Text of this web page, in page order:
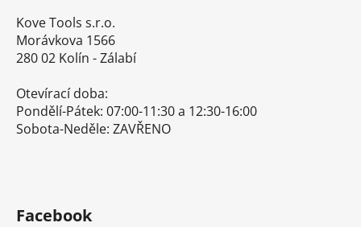
Kove Tools s.r.o.
Morávkova 1566
280 02 Kolín - Zálabí
Otevírací doba:
Pondělí-Pátek: 07:00-11:30 a 12:30-16:00
Sobota-Neděle: ZAVŘENO
Facebook